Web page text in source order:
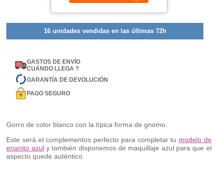
16 unidades vendidas en las últimas 72h
GASTOS DE ENVÍO
CUÁNDO LLEGA ?
GARANTÍA DE DEVOLUCIÓN
PAGO SEGURO
Gorro de color blanco con la típica forma de gnomo.
Este será el complementos perfecto para completar tu modelo de
enanito azuly también disponemos de maquillaje azul para que el
aspecto quede auténtico.